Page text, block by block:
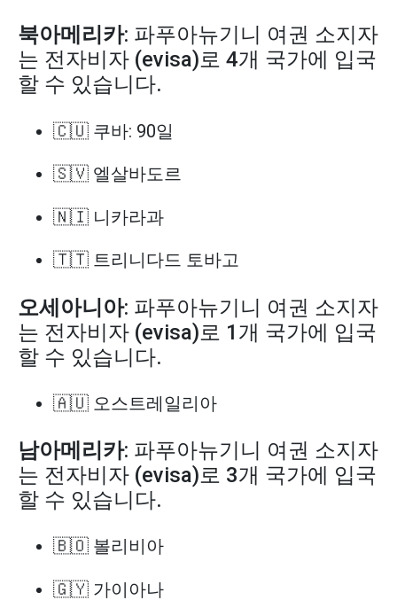
북아메리카: 파푸아뉴기니 여권 소지자
는 전자비자 (evisa)로 4개 국가에 입국
할 수 있습니다.
🇨🇺 쿠바: 90일
🇸🇻 엘살바도르
🇳🇮 니카라과
🇹🇹 트리니다드 토바고
오세아니아: 파푸아뉴기니 여권 소지자
는 전자비자 (evisa)로 1개 국가에 입국
할 수 있습니다.
🇦🇺 오스트레일리아
남아메리카: 파푸아뉴기니 여권 소지자
는 전자비자 (evisa)로 3개 국가에 입국
할 수 있습니다.
🇧🇴 볼리비아
🇬🇾 가이아나